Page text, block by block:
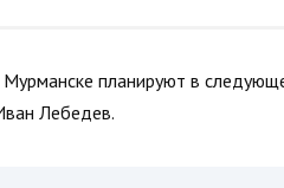
планируют в
Лебедев.